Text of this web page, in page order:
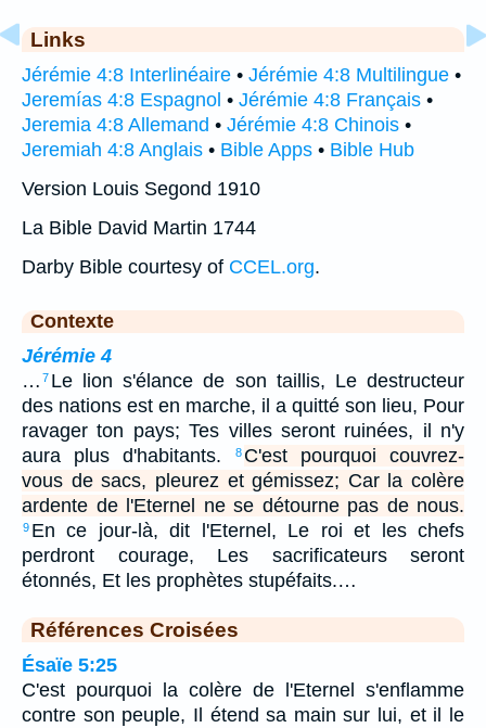
Links
Jérémie 4:8 Interlinéaire • Jérémie 4:8 Multilingue •
Jeremías 4:8 Espagnol • Jérémie 4:8 Français •
Jeremia 4:8 Allemand • Jérémie 4:8 Chinois •
Jeremiah 4:8 Anglais • Bible Apps • Bible Hub
Version Louis Segond 1910
La Bible David Martin 1744
Darby Bible courtesy of CCEL.org.
Contexte
Jérémie 4
… 7 Le lion s'élance de son taillis, Le destructeur
des nations est en marche, il a quitté son lieu, Pour
ravager ton pays; Tes villes seront ruinées, il n'y
aura plus d'habitants.
8 C'est pourquoi couvrez-
vous de sacs, pleurez et gémissez; Car la colère
ardente de l'Eternel ne se détourne pas de nous.
9 En ce jour-là, dit l'Eternel, Le roi et les chefs
perdront courage, Les sacrificateurs seront
étonnés, Et les prophètes stupéfaits.…
Références Croisées
Ésaïe 5:25
C'est pourquoi la colère de l'Eternel s'enflamme
contre son peuple, Il étend sa main sur lui, et il le